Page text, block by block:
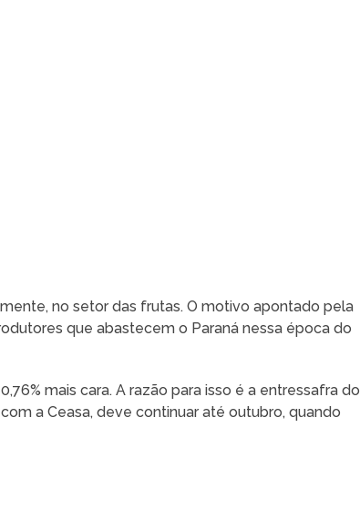
no setor das frutas. O motivo apontado pela
que abastecem o Paraná nessa época do
mais cara. A razão para isso é a entressafra do
a Ceasa, deve continuar até outubro, quando